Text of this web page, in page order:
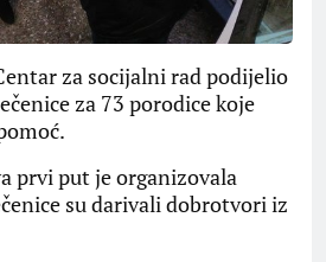
za socijalni rad podijelio
za 73 porodice koje
prvi put je organizovala
su darivali dobrotvori iz